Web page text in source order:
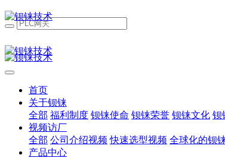
首页
关于钡铼
全部 福利制度 钡铼使命 钡铼荣誉 钡铼文化 钡
视频访厂
全部 公司介绍视频 快速选型视频 全球化的钡
产品中心